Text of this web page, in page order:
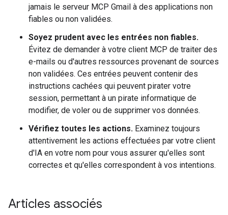
jamais le serveur MCP Gmail à des applications non
fiables ou non validées.
Soyez prudent avec les entrées non fiables.
Évitez de demander à votre client MCP de traiter des
e-mails ou d'autres ressources provenant de sources
non validées. Ces entrées peuvent contenir des
instructions cachées qui peuvent pirater votre
session, permettant à un pirate informatique de
modifier, de voler ou de supprimer vos données.
Vérifiez toutes les actions. Examinez toujours
attentivement les actions effectuées par votre client
d'IA en votre nom pour vous assurer qu'elles sont
correctes et qu'elles correspondent à vos intentions.
Articles associés